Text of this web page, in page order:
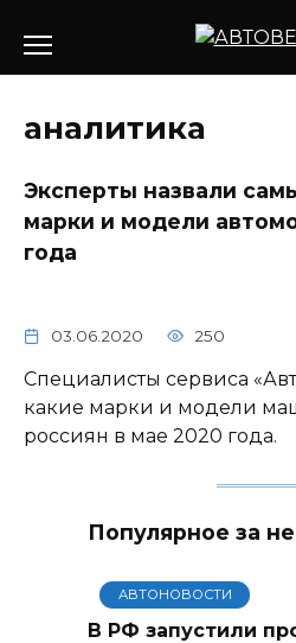
содержанию
аналитика
Эксперты назвали
марки и модели
года
03.06.2020 250
Специалисты сервиса
какие марки и модели
россиян в мае 2020 года.
Популярное за
АВТОНОВОСТИ
В РФ запустили